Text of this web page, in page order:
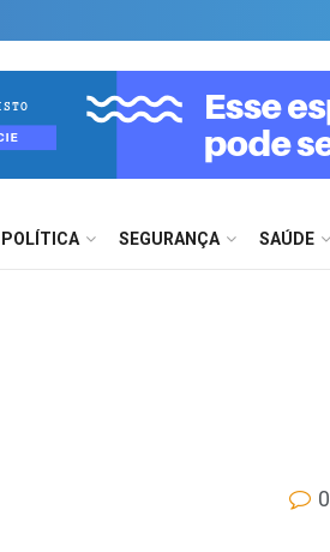
POLÍTICA SEGURANÇA SAÚDE
0